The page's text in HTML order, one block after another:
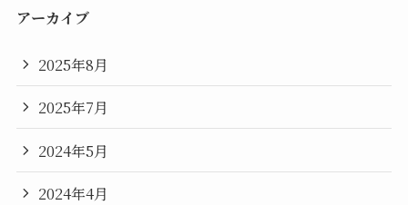
アーカイブ
2025年8月
2025年7月
2024年5月
2024年4月